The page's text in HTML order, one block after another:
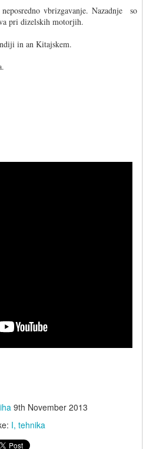
vbrizgavanje. Nazadnje so
pri dizelskih motorjih.
in an Kitajskem.
9th November 2013
I tehnika